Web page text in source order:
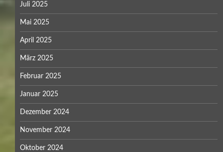
Juli 2025
Mai 2025
April 2025
März 2025
Februar 2025
Januar 2025
Dezember 2024
November 2024
Oktober 2024